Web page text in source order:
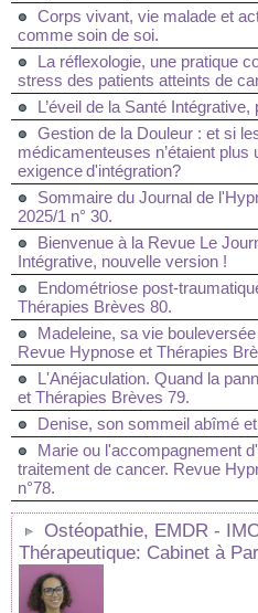
Corps vivant, vie malade et
comme soin de soi.
La réflexologie, une pratique
stress des patients atteints de
L’éveil de la Santé Intégrative,
Gestion de la Douleur : et si
médicamenteuses n’étaient plus
exigence d'intégration?
Sommaire du Journal de
2025/1 n° 30.
Bienvenue à la Revue Le
Intégrative, nouvelle version !
Endométriose post-
Thérapies Brèves 80.
Madeleine, sa vie
Revue Hypnose et Thérapies
L'Anéjaculation. Quand la
et Thérapies Brèves 79.
Denise, son sommeil abîmé
Marie ou l'accompagnement
traitement de cancer. Revue
n°78.
Ostéopathie, EMDR -
Thérapeutique: Cabinet à